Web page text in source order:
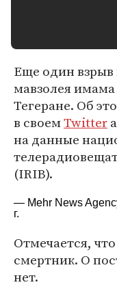
Еще один
мавзолея
Тегеране. Об
в своемTwitter
на данные
(IRIB).
— Mehr News
г.
Отмечается,
смертник. О
нет.